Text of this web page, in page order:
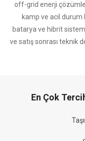
off-grid enerji
kamp ve acil durum
batarya ve hibrit
ve satış sonrası teknik
En Çok